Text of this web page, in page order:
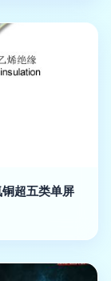
超五类单屏